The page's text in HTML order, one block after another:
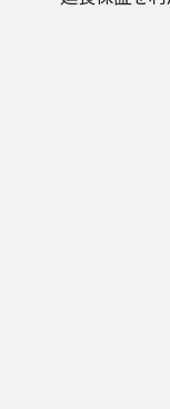
お近くの
会社に
本ウェブサ
かったこと
断・営業情
たとえその
の可能性が
本ウェブサ
容や条件を
取扱説明書